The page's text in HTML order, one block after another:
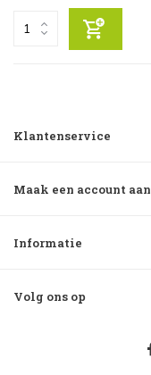
Klantenservice
Maak een account
Informatie
Volg ons op